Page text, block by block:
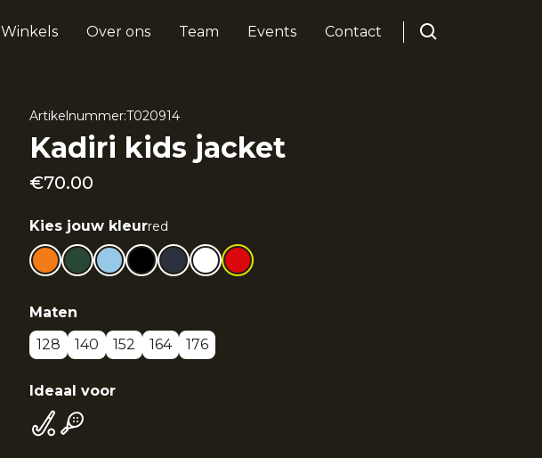
Winkels Over ons Team Events Contact
Artikelnummer:T020914
Kadiri kids jacket
€70.00
Kies jouw kleurred
Maten
128
140 152 164 176
Ideaal voor